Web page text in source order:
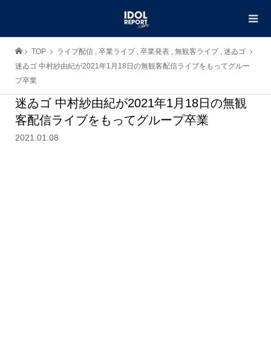
TOP ライブ配信 , 卒業ライブ , 卒業発表 , 無観客ライブ , 迷ゐゴ
迷ゐゴ 中村紗由紀が2021年1月18日の無観客配信ライブをもってグルー
プ卒業
迷ゐゴ 中村紗由紀が2021年1月18日の無観
客配信ライブをもってグループ卒業
2021.01.08